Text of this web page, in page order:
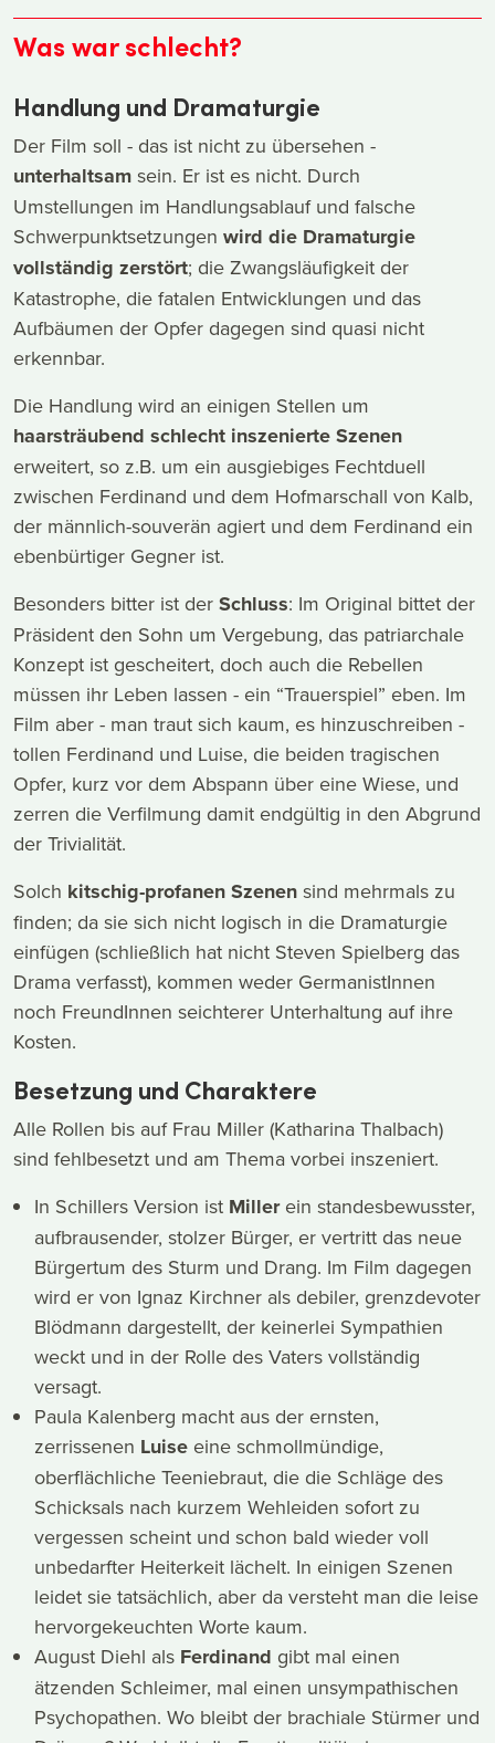
Was war schlecht?
Handlung und Dramaturgie
Der Film soll - das ist nicht zu übersehen -
unterhaltsam sein. Er ist es nicht. Durch
Umstellungen im Handlungsablauf und falsche
Schwerpunktsetzungen wird die Dramaturgie
vollständig zerstört; die Zwangsläufigkeit der
Katastrophe, die fatalen Entwicklungen und das
Aufbäumen der Opfer dagegen sind quasi nicht
erkennbar.
Die Handlung wird an einigen Stellen um
haarsträubend schlecht inszenierte Szenen
erweitert, so z.B. um ein ausgiebiges Fechtduell
zwischen Ferdinand und dem Hofmarschall von Kalb,
der männlich-souverän agiert und dem Ferdinand ein
ebenbürtiger Gegner ist.
Besonders bitter ist der Schluss: Im Original bittet der
Präsident den Sohn um Vergebung, das patriarchale
Konzept ist gescheitert, doch auch die Rebellen
müssen ihr Leben lassen - ein “Trauerspiel” eben. Im
Film aber - man traut sich kaum, es hinzuschreiben -
tollen Ferdinand und Luise, die beiden tragischen
Opfer, kurz vor dem Abspann über eine Wiese, und
zerren die Verfilmung damit endgültig in den Abgrund
der Trivialität.
Solch kitschig-profanen Szenen sind mehrmals zu
finden; da sie sich nicht logisch in die Dramaturgie
einfügen (schließlich hat nicht Steven Spielberg das
Drama verfasst), kommen weder GermanistInnen
noch FreundInnen seichterer Unterhaltung auf ihre
Kosten.
Besetzung und Charaktere
Alle Rollen bis auf Frau Miller (Katharina Thalbach)
sind fehlbesetzt und am Thema vorbei inszeniert.
In Schillers Version ist Millerein standesbewusster,
aufbrausender, stolzer Bürger, er vertritt das neue
Bürgertum des Sturm und Drang. Im Film dagegen
wird er von Ignaz Kirchner als debiler, grenzdevoter
Blödmann dargestellt, der keinerlei Sympathien
weckt und in der Rolle des Vaters vollständig
versagt.
Paula Kalenberg macht aus der ernsten,
zerrissenen Luise eine schmollmündige,
oberflächliche Teeniebraut, die die Schläge des
Schicksals nach kurzem Wehleiden sofort zu
vergessen scheint und schon bald wieder voll
unbedarfter Heiterkeit lächelt. In einigen Szenen
leidet sie tatsächlich, aber da versteht man die leise
hervorgekeuchten Worte kaum.
August Diehl als Ferdinand gibt mal einen
ätzenden Schleimer, mal einen unsympathischen
Psychopathen. Wo bleibt der brachiale Stürmer und